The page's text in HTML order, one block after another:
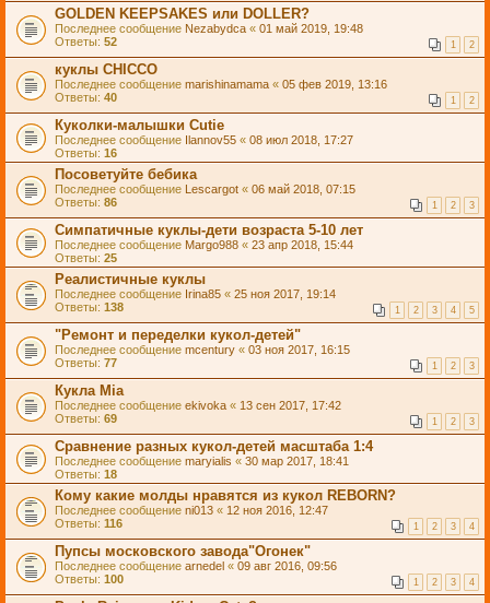
GOLDEN KEEPSAKES или DOLLER?
Последнее сообщение Nezabydca « 01 май 2019, 19:48
Ответы: 52 1 2
куклы CHICCO
Последнее сообщение marishinamama « 05 фев 2019, 13:16
Ответы: 40 1 2
Куколки-малышки Cutie
Последнее сообщение Ilannov55 « 08 июл 2018, 17:27
Ответы: 16
Посоветуйте бебика
Последнее сообщение Lescargot « 06 май 2018, 07:15
Ответы: 86 1 2 3
Симпатичные куклы-дети возраста 5-10 лет
Последнее сообщение Margo988 « 23 апр 2018, 15:44
Ответы: 25
Реалистичные куклы
Последнее сообщение Irina85 « 25 ноя 2017, 19:14
Ответы: 138 1 2 3 4 5
"Ремонт и переделки кукол-детей"
Последнее сообщение mcentury « 03 ноя 2017, 16:15
Ответы: 77 1 2 3
Кукла Mia
Последнее сообщение ekivoka « 13 сен 2017, 17:42
Ответы: 69 1 2 3
Сравнение разных кукол-детей масштаба 1:4
Последнее сообщение maryialis « 30 мар 2017, 18:41
Ответы: 18
Кому какие молды нравятся из кукол REBORN?
Последнее сообщение ni013 « 12 ноя 2016, 12:47
Ответы: 116 1 2 3 4
Пупсы московского завода"Огонек"
Последнее сообщение arnedel « 09 авг 2016, 09:56
Ответы: 100 1 2 3 4